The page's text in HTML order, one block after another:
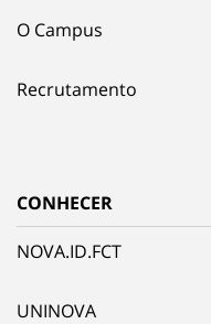
O Campus
Recrutamento
CONHECER
NOVA.ID.FCT
UNINOVA